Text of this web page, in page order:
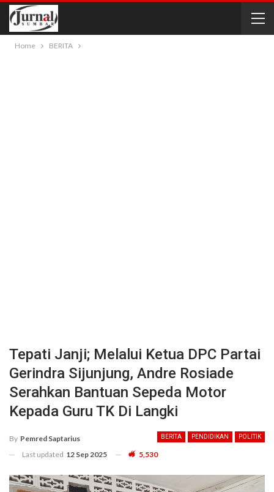
Home BERITA
Tepati Janji; Melalui Ketua DPC Partai
Gerindra Sijunjung, Andre Rosiade
Serahkan Bantuan Sepeda Motor
Kepada Guru TK Di Langki
BERITA PENDIDIKAN POLITIK
By Pemred Saptarius
Last updated 12 Sep 2025 5,530